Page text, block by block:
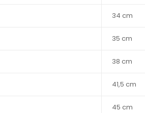
34 cm
35 cm
38 cm
41,5 cm
45 cm